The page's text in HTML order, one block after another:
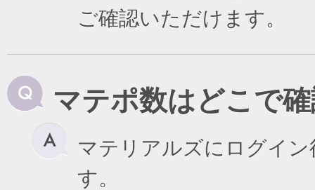
ご確認いただけます。
マテポ数はどこで
マテリアルズにログイ
す。